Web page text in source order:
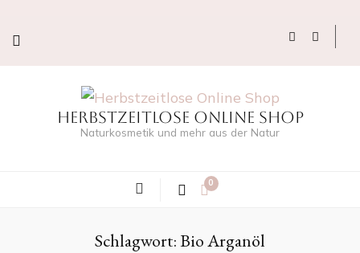
Herbstzeitlose Online Shop
Naturkosmetik und mehr aus der Natur
0
Schlagwort:Bio Arganöl